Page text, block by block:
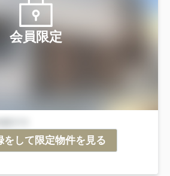
会員限定
をして限定物件を見る